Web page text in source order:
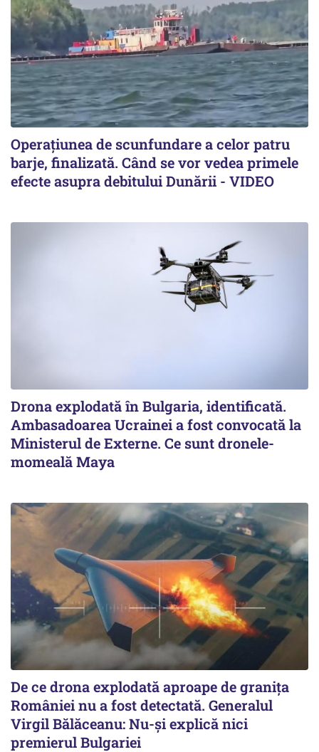
Operațiunea de scunfundare a celor patru
barje, finalizată. Când se vor vedea primele
efecte asupra debitului Dunării - VIDEO
Drona explodată în Bulgaria, identificată.
Ambasadoarea Ucrainei a fost convocată la
Ministerul de Externe. Ce sunt dronele-
momeală Maya
De ce drona explodată aproape de granița
României nu a fost detectată. Generalul
Virgil Bălăceanu: Nu-și explică nici
premierul Bulgariei